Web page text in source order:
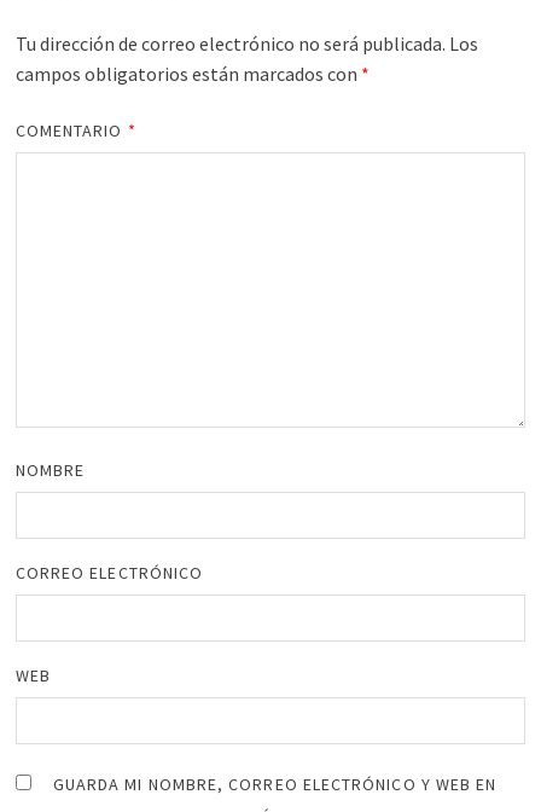
Tu dirección de correo electrónico no será publicada. Los
campos obligatorios están marcados con *
COMENTARIO *
NOMBRE
CORREO ELECTRÓNICO
WEB
GUARDA MI NOMBRE, CORREO ELECTRÓNICO Y WEB EN